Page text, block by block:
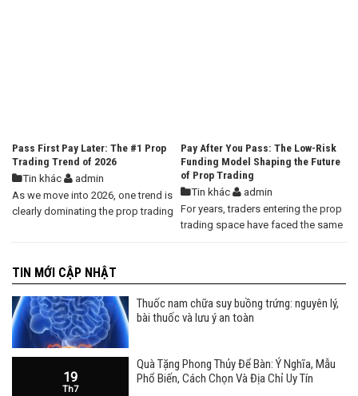
Pass First Pay Later: The #1 Prop
Trading Trend of 2026
Tin khác
admin
As we move into 2026, one trend is
clearly dominating the prop trading
Pay After You Pass: The Low-Risk
Funding Model Shaping the Future
of Prop Trading
Tin khác
admin
For years, traders entering the prop
trading space have faced the same
TIN MỚI CẬP NHẬT
Thuốc nam chữa suy buồng trứng: nguyên lý,
bài thuốc và lưu ý an toàn
19
Th7
Quà Tặng Phong Thủy Để Bàn: Ý Nghĩa, Mẫu
Phổ Biến, Cách Chọn Và Địa Chỉ Uy Tín